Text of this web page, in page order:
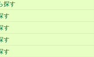
探す
す
す
す
す